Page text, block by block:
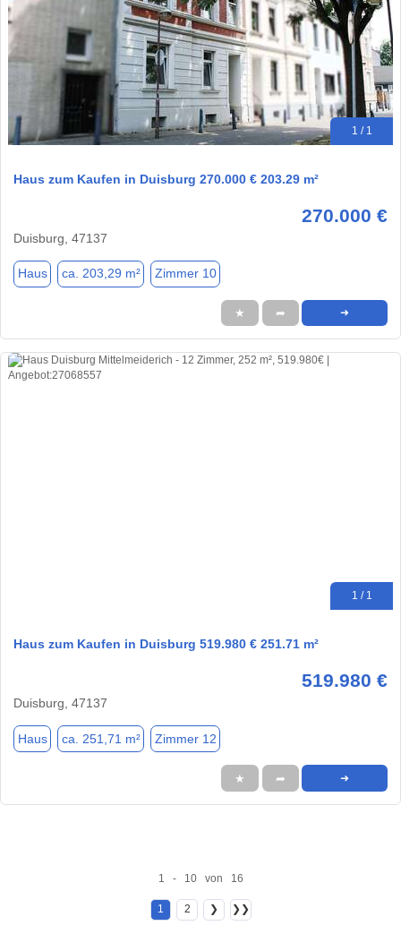
1 / 1
Haus zum Kaufen in Duisburg 270.000 € 203.29 m²
270.000 €
Duisburg, 47137
Haus ca. 203,29 m² Zimmer 10
★ ➦ ➜
1 / 1
Haus zum Kaufen in Duisburg 519.980 € 251.71 m²
519.980 €
Duisburg, 47137
Haus ca. 251,71 m² Zimmer 12
★ ➦ ➜
1 - 10 von 16
1 2 ❯ ❯❯